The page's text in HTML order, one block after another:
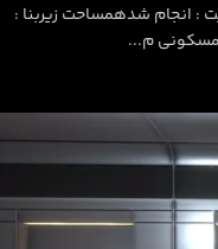
: انجام شدهمساحت زیربنا :